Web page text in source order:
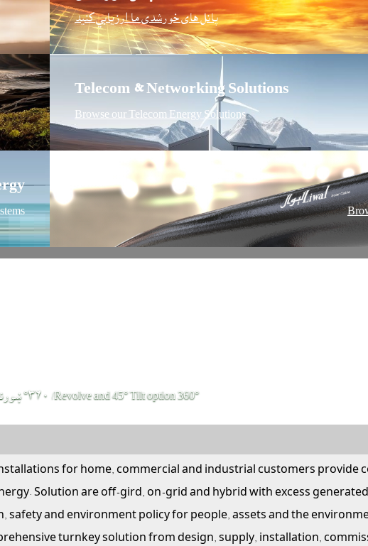
پانل هاى خورشدى ما ارزيابي کنيد
Telecom & Networking Solutions
Browse our Telecom Energy Solutions
360° Revolve and 45° Tilt option/ ٣٦٠° ښورنده او ٤٥° كګيدا اختيار
for home, commercial and industrial customers provide
. Solution are off-gird, on-grid and hybrid with excess
and environment policy for people, assets and the
turnkey solution from design, supply, installation,